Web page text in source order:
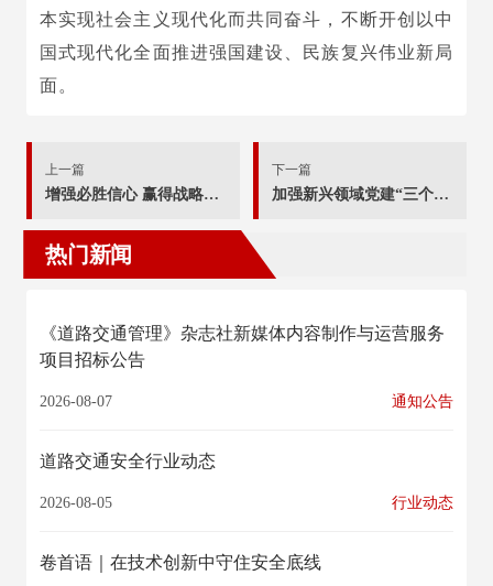
本实现社会主义现代化而共同奋斗，不断开创以中
国式现代化全面推进强国建设、民族复兴伟业新局
面。
上一篇
增强必胜信心 赢得战略主动 党的二十届四中全会锚定中国式现代化发展新目标
下一篇
加强新兴领域党建“三个一”模式有实效
热门新闻
《道路交通管理》杂志社新媒体内容制作与运营服务
项目招标公告
2026-08-07 通知公告
道路交通安全行业动态
2026-08-05 行业动态
卷首语｜在技术创新中守住安全底线